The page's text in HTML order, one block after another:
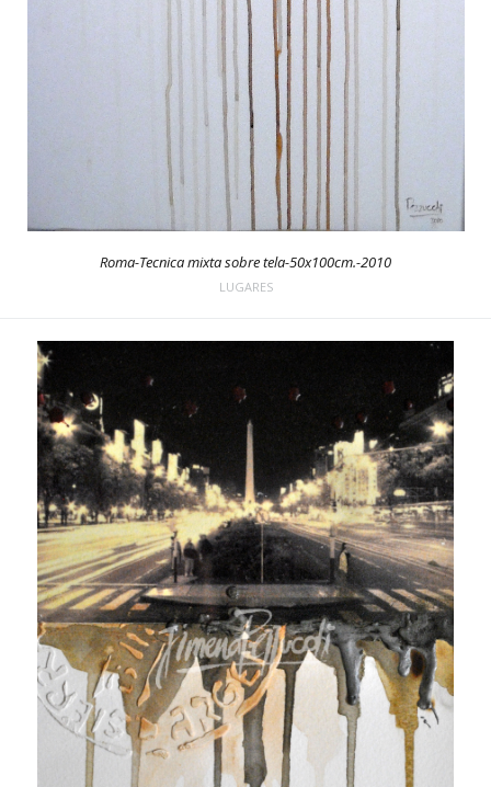
Roma-Tecnica mixta sobre tela-50x100cm.-2010
LUGARES